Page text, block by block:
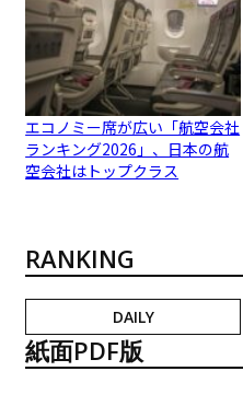
エコノミー席が広い「航空会社
ランキング2026」、日本の航
空会社はトップクラス
RANKING
DAILY
紙面PDF版